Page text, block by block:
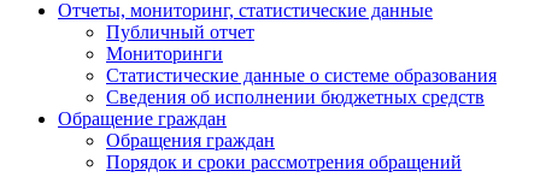
Отчеты, мониторинг, статистические данные
Публичный отчет
Мониторинги
Статистические данные о системе образования
Сведения об исполнении бюджетных средств
Обращение граждан
Обращения граждан
Порядок и сроки рассмотрения обращений